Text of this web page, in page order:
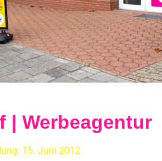
| Werbeagentur
15. Juni 2012